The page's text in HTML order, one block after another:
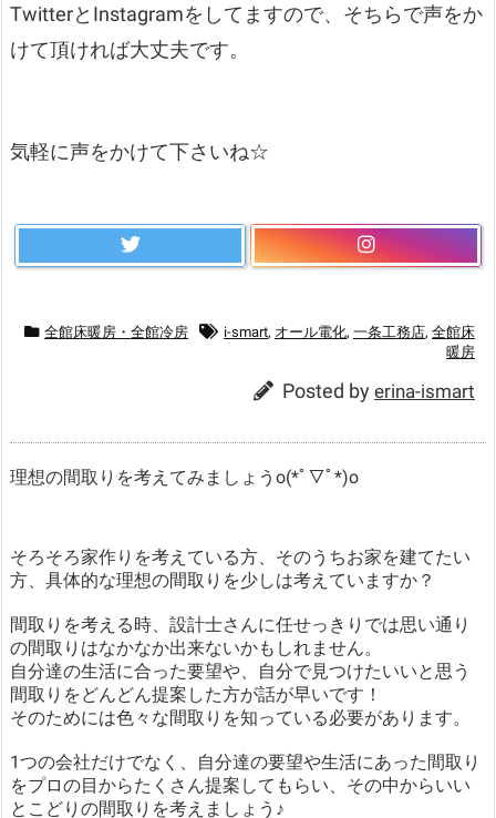
TwitterとInstagramをしてますので、そちらで声をか
けて頂ければ大丈夫です。
気軽に声をかけて下さいね☆
全館床暖房・全館冷房 i-smart, オール電化, 一条工務店, 全館床
暖房
Posted by erina-ismart
理想の間取りを考えてみましょうo(*ﾟ▽ﾟ*)o
そろそろ家作りを考えている方、そのうちお家を建てたい
方、具体的な理想の間取りを少しは考えていますか？
間取りを考える時、設計士さんに任せっきりでは思い通り
の間取りはなかなか出来ないかもしれません。
自分達の生活に合った要望や、自分で見つけたいいと思う
間取りをどんどん提案した方が話が早いです！
そのためには色々な間取りを知っている必要があります。
1つの会社だけでなく、自分達の要望や生活にあった間取り
をプロの目からたくさん提案してもらい、その中からいい
とこどりの間取りを考えましょう♪